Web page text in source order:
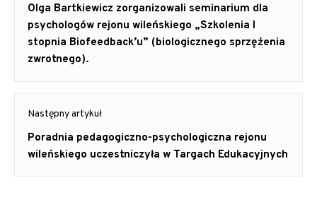
Olga Bartkiewicz zorganizowali seminarium dla
psychologów rejonu wileńskiego „Szkolenia I
stopnia Biofeedback’u” (biologicznego sprzężenia
zwrotnego).
Następny artykuł
Next
post:
Poradnia pedagogiczno-psychologiczna rejonu
wileńskiego uczestniczyła w Targach Edukacyjnych